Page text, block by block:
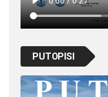
PUTOPISI